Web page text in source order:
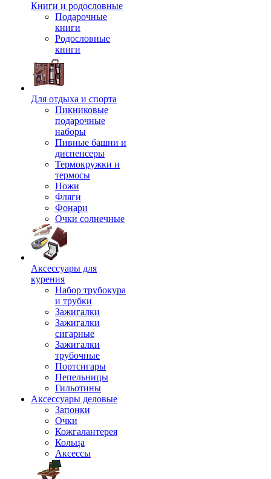
Книги и родословные
Подарочные
книги
Родословные
книги
Для отдыха и спорта
Пикниковые
подарочные
наборы
Пивные башни и
диспенсеры
Термокружки и
термосы
Ножи
Фляги
Фонари
Очки солнечные
Аксессуары для
курения
Набор трубокура
и трубки
Зажигалки
Зажигалки
сигарные
Зажигалки
трубочные
Портсигары
Пепельницы
Гильотины
Аксессуары деловые
Запонки
Очки
Кожгалантерея
Кольца
Аксессы